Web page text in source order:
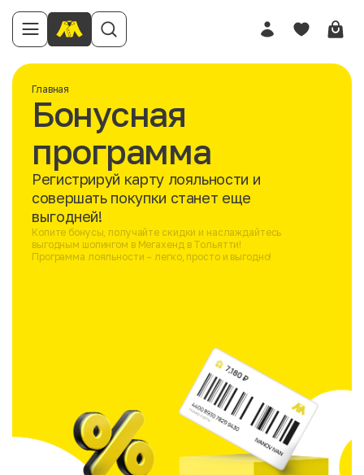
Главная
Бонусная
программа
Регистрируй карту лояльности и
совершать покупки станет еще
выгодней!
Копите бонусы, получайте скидки и наслаждайтесь
выгодным шопингом в Мегахенд в Тольятти!
Программа лояльности – легко, просто и выгодно!